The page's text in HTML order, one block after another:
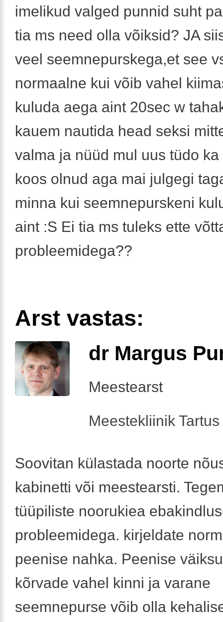
imelikud valged punnid suht
tia ms need olla võiksid? JA
veel seemnepurskega,et see
normaalne kui võib vahel
kuluda aega aint 20sec w
kauem nautida head seksi
valma ja nüüd mul uus tüdo
koos olnud aga mai julgegi
minna kui seemnepurskeni
aint :S Ei tia ms tuleks ette
probleemidega??
Arst vastas:
dr Margus
Meestearst
Meestekliinik
Soovitan külastada noorte
kabinetti või meestearsti.
tüüpiliste noorukiea
probleemidega. kirjeldate
peenise nahka. Peenise
kõrvade vahel kinni ja varane
seemnepurse võib olla